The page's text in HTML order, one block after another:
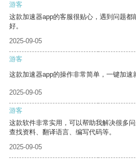
游客
这款加速器app的客服很贴心，遇到问题都
好。
2025-09-05
游客
这款加速器app的操作非常简单，一键加速
2025-09-05
游客
这款软件非常实用，可以帮助我解决很多
查找资料、翻译语言、编写代码等。
2025-09-05